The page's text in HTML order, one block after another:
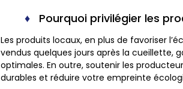
Pourquoi privilégier les
Les produits locaux, en plus de favoriser
vendus quelques jours après la cueillette,
optimales. En outre, soutenir les
durables et réduire votre empreinte